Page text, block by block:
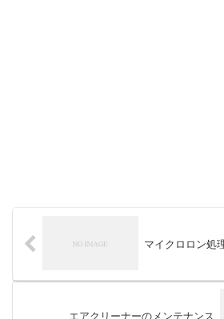
マイクロロン処
エアクリーナーのメンテナンス